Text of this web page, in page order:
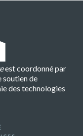
est coordonné par
soutien de
des technologies